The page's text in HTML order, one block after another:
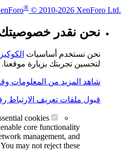
® © 2010-2026 XenForo Ltd.
نحن نقدر
نحن نستخدم أساسيات
لتحسين تجربتك بزيارة موقعنا.
شاهد المزيد من المعلومات
قبول ملفات تعريف الارتباط
cookies
core functionality
management, and
may not reject these.